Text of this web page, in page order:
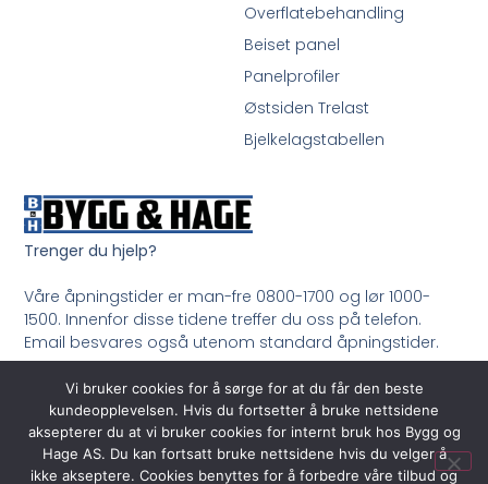
Trenger du hjelp?
Våre åpningstider er man-fre 0800-1700 og lør 1000-
1500. Innenfor disse tidene treffer du oss på telefon.
Email besvares også utenom standard åpningstider.
Ring oss på 33 99 35 50
Overflatebehandling
Beiset panel
Panelprofiler
Østsiden Trelast
Bjelkelagstabellen
Vi bruker cookies for å sørge for at du får den beste
kundeopplevelsen. Hvis du fortsetter å bruke nettsidene
aksepterer du at vi bruker cookies for internt bruk hos Bygg og
Hage AS. Du kan fortsatt bruke nettsidene hvis du velger å
ikke akseptere. Cookies benyttes for å forbedre våre tilbud og